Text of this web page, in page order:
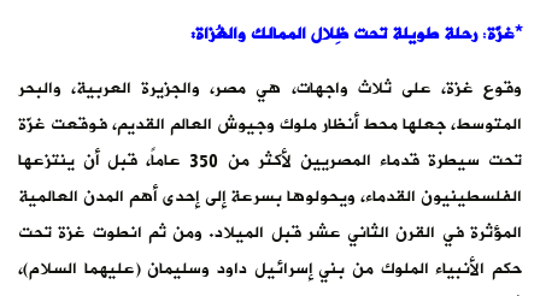
*غزّة:رحلة طويلة تحت ظِلال الممالك والغُزاة:
وقوع غزة، على ثلاث واجهات، هي مصر، والجزيرة العربية، والبحر
المتوسط، جعلها محط أنظار ملوك وجيوش العالم القديم، فوقعت غزّة
تحت سيطرة قدماء المصريين لأكثر من 350 عاماً، قبل أن ينتزعها
الفلسطينيون القدماء، ويحولوها بسرعة إلى إحدى أهم المدن العالمية
المؤثرة في القرن الثاني عشر قبل الميلاد. ومن ثم انطوت غزة تحت
حكم الأنبياء الملوك من بني إسرائيل داود وسليمان (عليهما السلام)،